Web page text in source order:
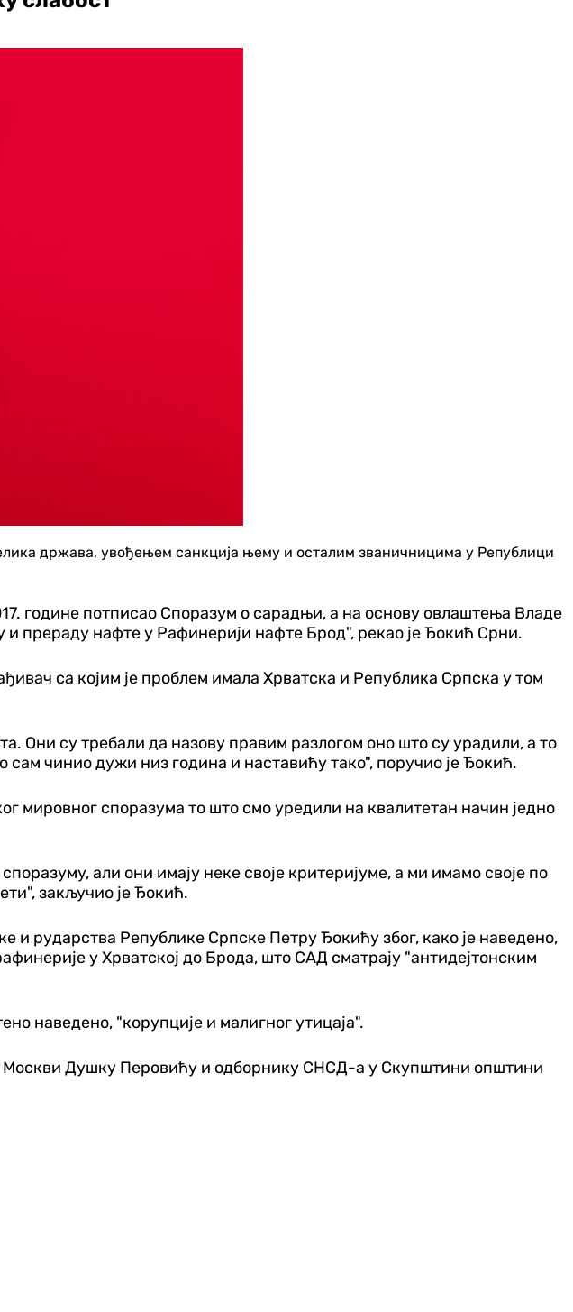
држава, увођењем санкција њему и осталим званичницима у Републици
године потписао Споразум о сарадњи, а на основу овлаштења Владе
прераду нафте у Рафинерији нафте Брод", рекао је Ђокић Срни.
са којим је проблем имала Хрватска и Република Српска у том
Они су требали да назову правим разлогом оно што су урадили, а то
чинио дужи низ година и наставићу тако", поручио је Ђокић.
мировног споразума то што смо уредили на квалитетан начин једно
али они имају неке своје критеријуме, а ми имамо своје по
закључио је Ђокић.
и рударства Републике Српске Петру Ђокићу због, како је наведено,
у Хрватској до Брода, што САД сматрају "антидејтонским
наведено, "корупције и малигног утицаја".
Душку Перовићу и одборнику СНСД-а у Скупштини општини